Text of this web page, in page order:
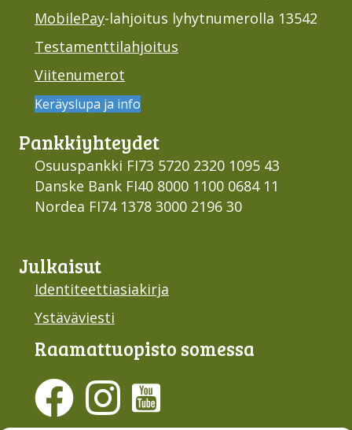
MobilePay-lahjoitus lyhytnumerolla 13542
Testamenttilahjoitus
Viitenumerot
Keräyslupa ja info
Pankki­yhteydet
Osuuspankki FI73 5720 2320 1095 43
Danske Bank FI40 8000 1100 0684 11
Nordea FI74 1378 3000 2196 30
Julkaisut
Identiteettiasiakirja
Ystäväviesti
Raamattu­opisto somessa